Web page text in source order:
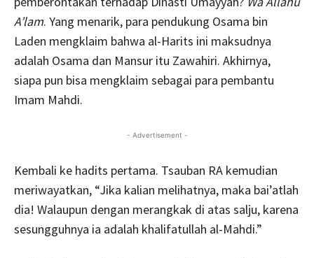
A’lam. Yang menarik, para pendukung Osama bin
Laden mengklaim bahwa al-Harits ini maksudnya
adalah Osama dan Mansur itu Zawahiri. Akhirnya,
siapa pun bisa mengklaim sebagai para pembantu
Imam Mahdi.
- Advertisement -
Kembali ke hadits pertama. Tsauban RA kemudian
meriwayatkan, “Jika kalian melihatnya, maka bai’atlah
dia! Walaupun dengan merangkak di atas salju, karena
sesungguhnya ia adalah khalifatullah al-Mahdi.”